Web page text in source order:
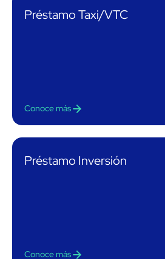
Préstamo Taxi/VTC
Conoce más
Préstamo Inversión
Conoce más